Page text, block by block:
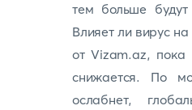
тем больше будут
Влияет ли вирус
от Vizam.az, пока
снижается. По
ослабнет,